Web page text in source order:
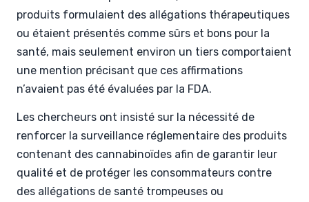
produits formulaient des allégations thérapeutiques
ou étaient présentés comme sûrs et bons pour la
santé, mais seulement environ un tiers comportaient
une mention précisant que ces affirmations
n’avaient pas été évaluées par la FDA.
Les chercheurs ont insisté sur la nécessité de
renforcer la surveillance réglementaire des produits
contenant des cannabinoïdes afin de garantir leur
qualité et de protéger les consommateurs contre
des allégations de santé trompeuses ou